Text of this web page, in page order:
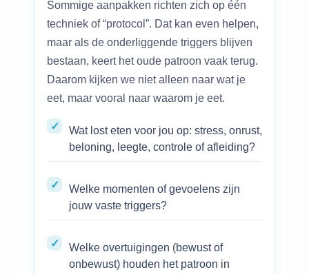
Sommige aanpakken richten zich op één
techniek of “protocol”. Dat kan even helpen,
maar als de onderliggende triggers blijven
bestaan, keert het oude patroon vaak terug.
Daarom kijken we niet alleen naar wat je
eet, maar vooral naar waarom je eet.
Wat lost eten voor jou op: stress, onrust,
beloning, leegte, controle of afleiding?
Welke momenten of gevoelens zijn
jouw vaste triggers?
Welke overtuigingen (bewust of
onbewust) houden het patroon in